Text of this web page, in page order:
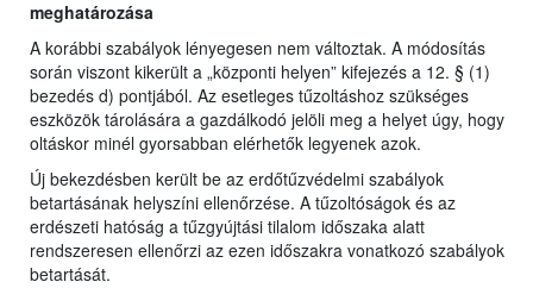
meghatározása
A korábbi szabályok lényegesen nem változtak. A módosítás
során viszont kikerült a „központi helyen” kifejezés a 12. § (1)
bezedés d) pontjából. Az esetleges tűzoltáshoz szükséges
eszközök tárolására a gazdálkodó jelöli meg a helyet úgy, hogy
oltáskor minél gyorsabban elérhetők legyenek azok.
Új bekezdésben került be az erdőtűzvédelmi szabályok
betartásának helyszíni ellenőrzése. A tűzoltóságok és az
erdészeti hatóság a tűzgyújtási tilalom időszaka alatt
rendszeresen ellenőrzi az ezen időszakra vonatkozó szabályok
betartását.